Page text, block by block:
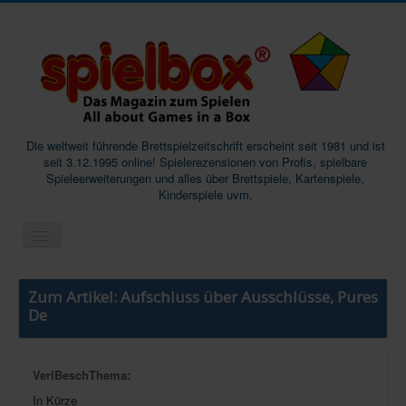
Die weltweit führende Brettspielzeitschrift erscheint seit 1981 und ist
seit 3.12.1995 online! Spielerezensionen von Profis, spielbare
Spieleerweiterungen und alles über Brettspiele, Kartenspiele,
Kinderspiele uvm.
Start
Magazine
Abos/Subscriptions
Podcast
Zum Artikel: Aufschluss über Ausschlüsse, Pures
De
VerlBeschThema:
In Kürze